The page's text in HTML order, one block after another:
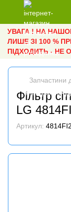
УВАГА ! НА
ЛИШЕ ЗІ 100 %
ПІДХОДИТЬ - НЕ
Запчастини
Фільтр
LG
Артикул: